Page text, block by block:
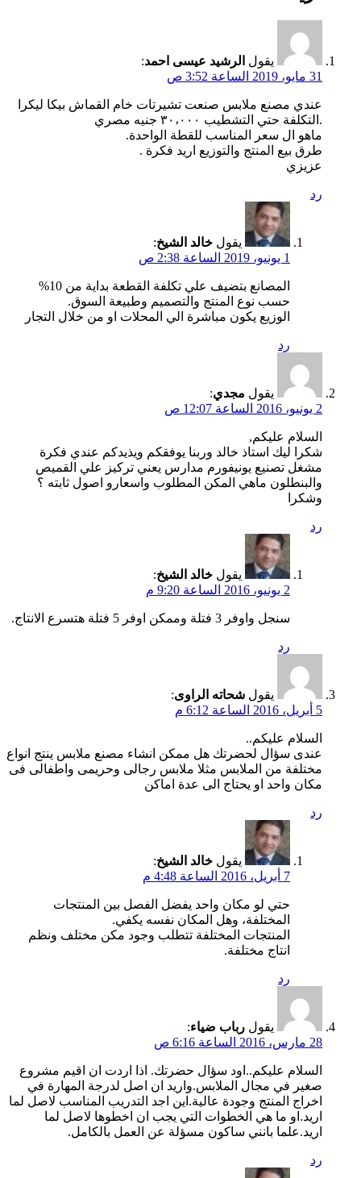
يقول الرشيد عيسى احمد:
31 مايو، 2019 الساعة 3:52 ص
عندي مصنع ملابس صنعت تشيرتات خام القماش بيكا ليكرا
.التكلفة حتي التشطيب ٣٠،٠٠٠ جنيه مصري
ماهو ال سعر المناسب للقطة الواحدة.
طرق بيع المنتج والتوزيع اريد فكرة .
عزيزي
رد
يقول خالد الشيخ:
1 يونيو، 2019 الساعة 2:38 ص
المصانع بتضيف علي تكلفة القطعة بداية من 10%
حسب نوع المنتج والتصميم وطبيعة السوق.
الوزيع يكون مباشرة الي المحلات او من خلال التجار
رد
يقول مجدي:
2 يونيو، 2016 الساعة 12:07 ص
السلام عليكم,
شكرا ليك استاذ خالد وربنا يوفقكم ويذيدكم عندي فكرة
مشغل تصنيع يونيفورم مدارس يعني تركيز علي القميص
والبنطلون ماهي المكن المطلوب واسعارو اصول ثابته ؟
وشكرا
رد
يقول خالد الشيخ:
2 يونيو، 2016 الساعة 9:20 م
سنجل واوفر 3 فتلة وممكن اوفر 5 فتلة هتسرع الانتاج.
رد
يقول شحاته الراوى:
5 أبريل، 2016 الساعة 6:12 م
السلام عليكم..
عندى سؤال لحضرتك هل ممكن انشاء مصنع ملابس ينتج انواع
مختلفة من الملابس مثلا ملابس رجالى وحريمى واطفالى فى
مكان واحد او يحتاج الى عدة اماكن
رد
يقول خالد الشيخ:
7 أبريل، 2016 الساعة 4:48 م
حتي لو مكان واحد يفضل الفصل بين المنتجات
المختلفة، وهل المكان نفسه يكفي.
المنتجات المختلفة تتطلب وجود مكن مختلف ونظم
انتاج مختلفة.
رد
يقول رباب ضياء:
28 مارس، 2016 الساعة 6:16 ص
السلام عليكم..اود سؤال حضرتك. اذا اردت ان اقيم مشروع
صغير في مجال الملابس.واريد ان اصل لدرجة المهارة في
اخراج المنتج وجودة عالية.اين اجد التدريب المناسب لاصل لما
اريد.او ما هي الخطوات التي يجب ان اخطوها لاصل لما
اريد.علما بانني ساكون مسؤلة عن العمل بالكامل.
رد